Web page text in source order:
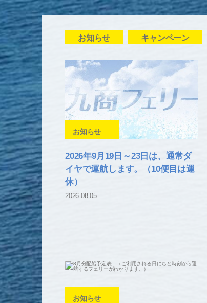
お知らせ キャンペーン
お知らせ
2026年9月19日～23日は、通常ダ
イヤで運航します。（10便目は運
休）
2026.08.05
お知らせ